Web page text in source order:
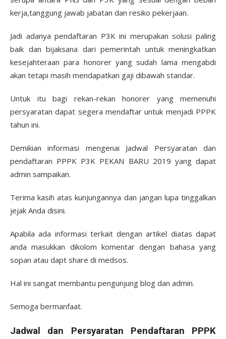
kerja,tanggung jawab jabatan dan resiko pekerjaan.
Jadi adanya pendaftaran P3K ini merupakan solusi paling
baik dan bijaksana dari pemerintah untuk meningkatkan
kesejahteraan para honorer yang sudah lama mengabdi
akan tetapi masih mendapatkan gaji dibawah standar.
Untuk itu bagi rekan-rekan honorer yang memenuhi
persyaratan dapat segera mendaftar untuk menjadi PPPK
tahun ini.
Demikian informasi mengenai Jadwal Persyaratan dan
pendaftaran PPPK P3K PEKAN BARU 2019 yang dapat
admin sampaikan.
Terima kasih atas kunjungannya dan jangan lupa tinggalkan
jejak Anda disini.
Apabila ada informasi terkait dengan artikel diatas dapat
anda masukkan dikolom komentar dengan bahasa yang
sopan atau dapt share di medsos.
Hal ini sangat membantu pengunjung blog dan admin.
Semoga bermanfaat.
Jadwal dan Persyaratan Pendaftaran PPPK